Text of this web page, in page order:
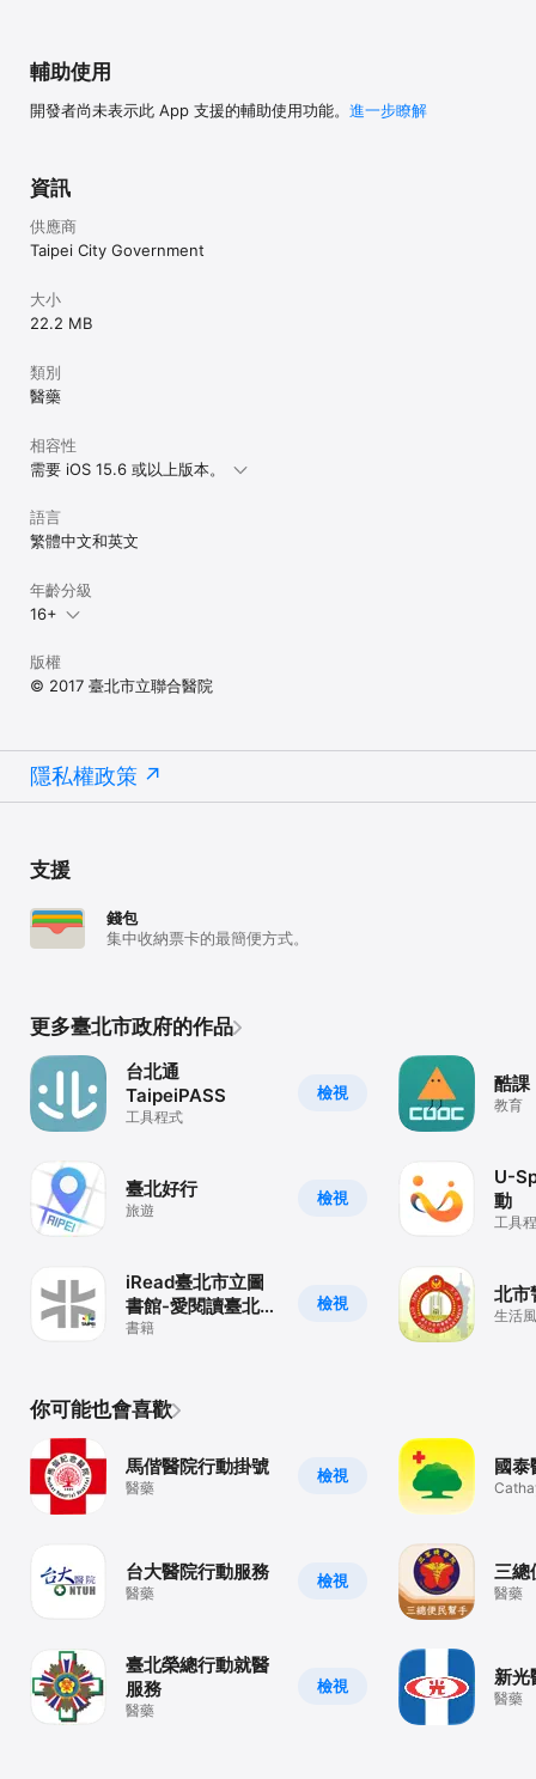
輔助使用
開發者尚未表示此 App 支援的輔助使用功能。 進一步瞭解
資訊
供應商
Taipei City Government
大小
22.2 MB
類別
醫藥
相容性
需要 iOS 15.6 或以上版本。
語言
繁體中文和英文
年齡分級
16+
版權
© 2017 臺北市立聯合醫院
隱私權政策
支援
錢包
集中收納票卡的最簡便方式。
更多臺北市政府的作品
檢視
台北通
TaipeiPASS
工具程式
檢視
臺北好行
旅遊
檢視
iRead臺北市立圖
書館-愛閱讀臺北市
立圖書館
書籍
酷課
教育
U-
動
工具
北市
生活
你可能也會喜歡
檢視
馬偕醫院行動掛號
醫藥
檢視
台大醫院行動服務
醫藥
檢視
臺北榮總行動就醫
服務
醫藥
國泰
三總
醫藥
新光
醫藥